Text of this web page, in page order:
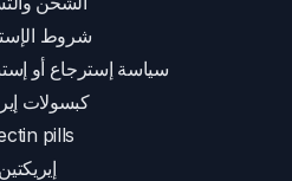
شروط
سياسة إسترجاع أو
كبسولات
pills
إيريكتين